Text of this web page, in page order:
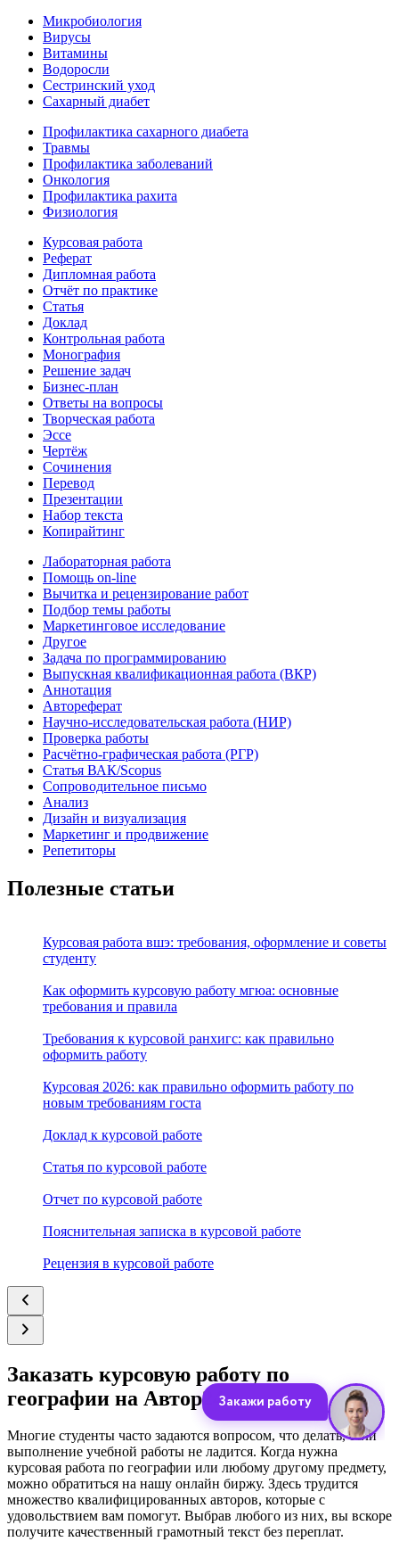
Микробиология
Вирусы
Витамины
Водоросли
Сестринский уход
Сахарный диабет
Профилактика сахарного диабета
Травмы
Профилактика заболеваний
Онкология
Профилактика рахита
Физиология
Курсовая работа
Реферат
Дипломная работа
Отчёт по практике
Статья
Доклад
Контрольная работа
Монография
Решение задач
Бизнес-план
Ответы на вопросы
Творческая работа
Эссе
Чертёж
Сочинения
Перевод
Презентации
Набор текста
Копирайтинг
Лабораторная работа
Помощь on-line
Вычитка и рецензирование работ
Подбор темы работы
Маркетинговое исследование
Другое
Задача по программированию
Выпускная квалификационная работа (ВКР)
Аннотация
Автореферат
Научно-исследовательская работа (НИР)
Проверка работы
Расчётно-графическая работа (РГР)
Статья ВАК/Scopus
Сопроводительное письмо
Анализ
Дизайн и визуализация
Маркетинг и продвижение
Репетиторы
Полезные статьи
Курсовая работа вшэ: требования, оформление и советы
студенту
Как оформить курсовую работу мгюа: основные
требования и правила
Требования к курсовой ранхигс: как правильно
оформить работу
Курсовая 2026: как правильно оформить работу по
новым требованиям госта
Доклад к курсовой работе
Статья по курсовой работе
Отчет по курсовой работе
Пояснительная записка в курсовой работе
Рецензия в курсовой работе
Заказать курсовую работу по
географии на Автор24
Многие студенты часто задаются вопросом, что делать, если
выполнение учебной работы не ладится. Когда нужна
курсовая работа по географии или любому другому предмету,
можно обратиться на нашу онлайн биржу. Здесь трудится
множество квалифицированных авторов, которые с
удовольствием вам помогут. Выбрав любого из них, вы вскоре
получите качественный грамотный текст без переплат.